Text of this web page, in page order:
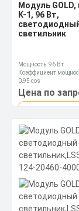
Модуль
K-1, 96 Вт,
светильник
Мощность: 96 Вт
Коэффициент
0,95 cos
Материал корпуса:
Экструдированный
профиль
Цена по